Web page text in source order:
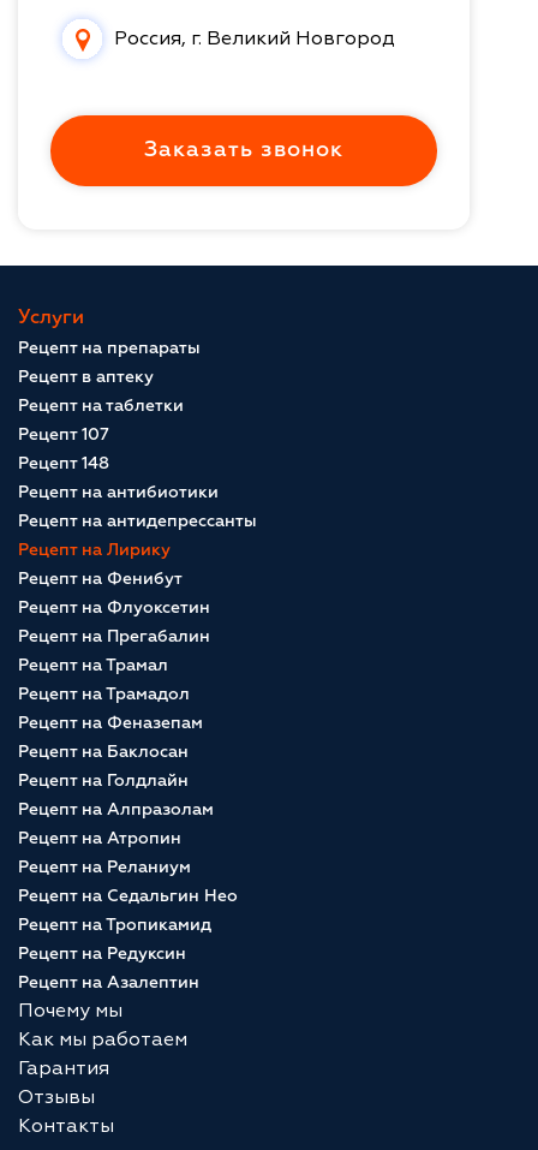
Россия, г. Великий Новгород
Заказать звонок
Услуги
Рецепт на препараты
Рецепт в аптеку
Рецепт на таблетки
Рецепт 107
Рецепт 148
Рецепт на антибиотики
Рецепт на антидепрессанты
Рецепт на Лирику
Рецепт на Фенибут
Рецепт на Флуоксетин
Рецепт на Прегабалин
Рецепт на Трамал
Рецепт на Трамадол
Рецепт на Феназепам
Рецепт на Баклосан
Рецепт на Голдлайн
Рецепт на Алпразолам
Рецепт на Атропин
Рецепт на Реланиум
Рецепт на Седальгин Нео
Рецепт на Тропикамид
Рецепт на Редуксин
Рецепт на Азалептин
Почему мы
Как мы работаем
Гарантия
Отзывы
Контакты